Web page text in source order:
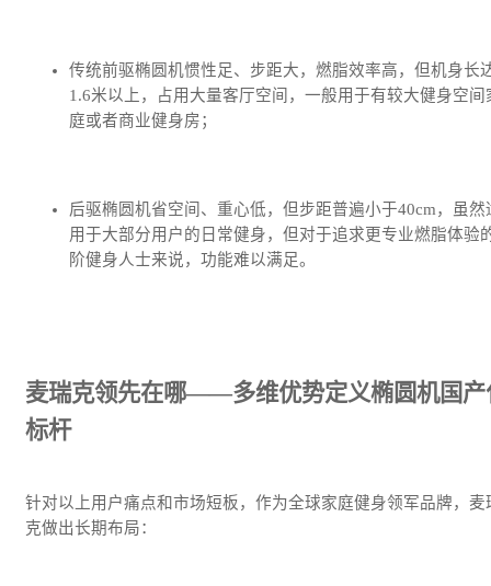
传统前驱椭圆机惯性足、步距大，燃脂效率高，但机身长
1.6米以上，占用大量客厅空间，一般用于有较大健身空间
庭或者商业健身房；
后驱椭圆机省空间、重心低，但步距普遍小于40cm，虽然
用于大部分用户的日常健身，但对于追求更专业燃脂体验
阶健身人士来说，功能难以满足。
麦瑞克领先在哪——多维优势定义椭圆机国产
标杆
针对以上用户痛点和市场短板，作为全球家庭健身领军品牌，麦
克做出长期布局：